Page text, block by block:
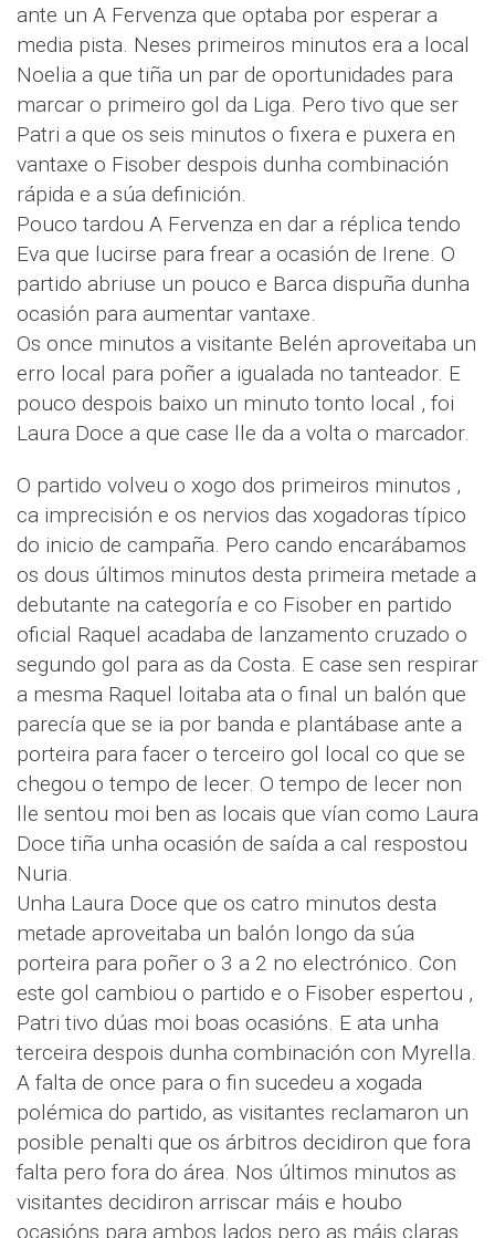
ante un A Fervenza que optaba por esperar a
media pista. Neses primeiros minutos era a local
Noelia a que tiña un par de oportunidades para
marcar o primeiro gol da Liga. Pero tivo que ser
Patri a que os seis minutos o fixera e puxera en
vantaxe o Fisober despois dunha combinación
rápida e a súa definición.
Pouco tardou A Fervenza en dar a réplica tendo
Eva que lucirse para frear a ocasión de Irene. O
partido abriuse un pouco e Barca dispuña dunha
ocasión para aumentar vantaxe.
Os once minutos a visitante Belén aproveitaba un
erro local para poñer a igualada no tanteador. E
pouco despois baixo un minuto tonto local , foi
Laura Doce a que case lle da a volta o marcador.
O partido volveu o xogo dos primeiros minutos ,
ca imprecisión e os nervios das xogadoras típico
do inicio de campaña. Pero cando encarábamos
os dous últimos minutos desta primeira metade a
debutante na categoría e co Fisober en partido
oficial Raquel acadaba de lanzamento cruzado o
segundo gol para as da Costa. E case sen respirar
a mesma Raquel loitaba ata o final un balón que
parecía que se ia por banda e plantábase ante a
porteira para facer o terceiro gol local co que se
chegou o tempo de lecer. O tempo de lecer non
lle sentou moi ben as locais que vían como Laura
Doce tiña unha ocasión de saída a cal respostou
Nuria.
Unha Laura Doce que os catro minutos desta
metade aproveitaba un balón longo da súa
porteira para poñer o 3 a 2 no electrónico. Con
este gol cambiou o partido e o Fisober espertou ,
Patri tivo dúas moi boas ocasións. E ata unha
terceira despois dunha combinación con Myrella.
A falta de once para o fin sucedeu a xogada
polémica do partido, as visitantes reclamaron un
posible penalti que os árbitros decidiron que fora
falta pero fora do área. Nos últimos minutos as
visitantes decidiron arriscar máis e houbo
ocasións para ambos lados pero as máis claras